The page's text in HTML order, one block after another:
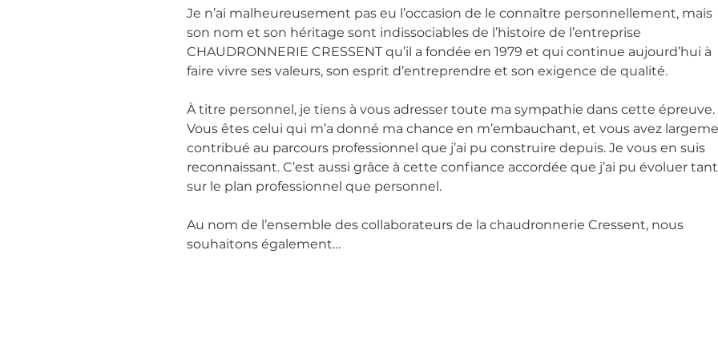
Je n’ai malheureusement pas eu l’occasion de le connaître personnellement, mais
son nom et son héritage sont indissociables de l’histoire de l’entreprise
CHAUDRONNERIE CRESSENT qu’il a fondée en 1979 et qui continue aujourd’hui à
faire vivre ses valeurs, son esprit d’entreprendre et son exigence de qualité.
À titre personnel, je tiens à vous adresser toute ma sympathie dans cette épreuve.
Vous êtes celui qui m’a donné ma chance en m’embauchant, et vous avez
contribué au parcours professionnel que j’ai pu construire depuis. Je vous en suis
reconnaissant. C’est aussi grâce à cette confiance accordée que j’ai pu évoluer tant
sur le plan professionnel que personnel.
Au nom de l’ensemble des collaborateurs de la chaudronnerie Cressent, nous
souhaitons également…